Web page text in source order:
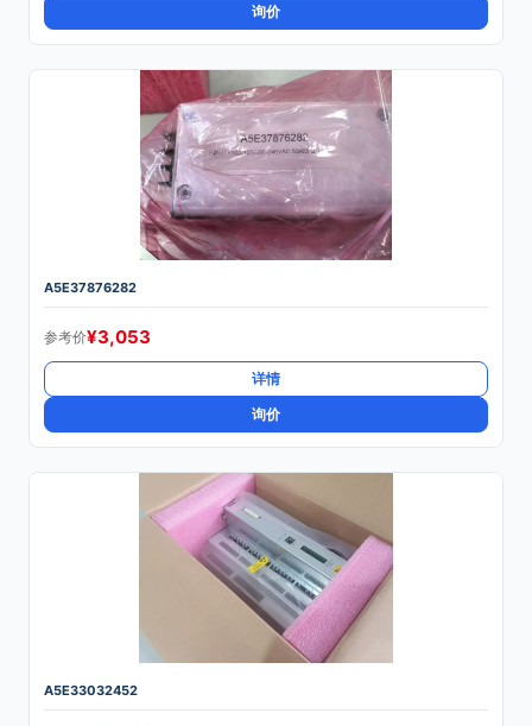
询价
A5E37876282
参考价¥3,053
详情
询价
A5E33032452